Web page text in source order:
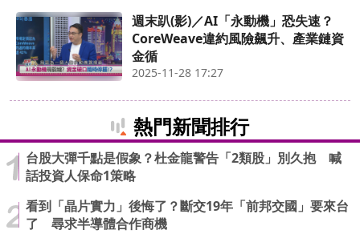
週末趴(影)／AI「永動機」恐失速？
CoreWeave違約風險飆升、產業鏈資
金循
2025-11-28 17:27
熱門新聞排行
台股大彈千點是假象？杜金龍警告「2類股」別久抱 喊
話投資人保命1策略
看到「晶片實力」後悔了？斷交19年「前邦交國」要來台
了 尋求半導體合作商機